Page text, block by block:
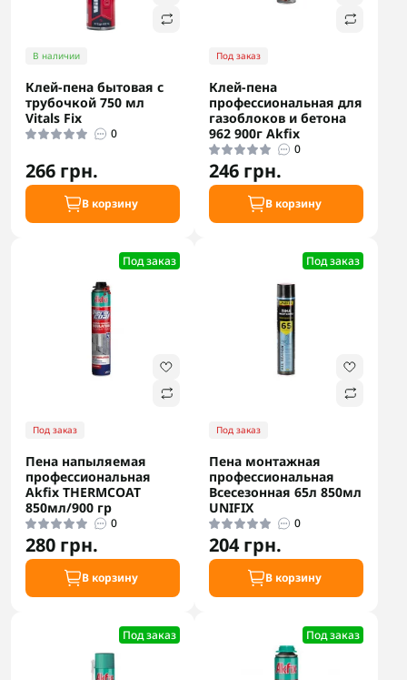
В наличии
Клей-пена бытовая с
трубочкой 750 мл
Vitals Fix
0
266 грн.
В корзину
Под заказ
Клей-пена
профессиональная для
газоблоков и бетона
962 900г Akfix
0
246 грн.
В корзину
Под заказ
Под заказ
Пена напыляемая
профессиональная
Akfix THERMCOAT
850мл/900 гр
0
280 грн.
В корзину
Под заказ
Под заказ
Пена монтажная
профессиональная
Всесезонная 65л 850мл
UNIFIX
0
204 грн.
В корзину
Под заказ Под заказ